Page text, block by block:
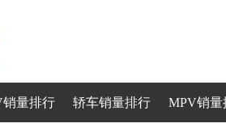
销量排行 轿车销量排行 MPV销量